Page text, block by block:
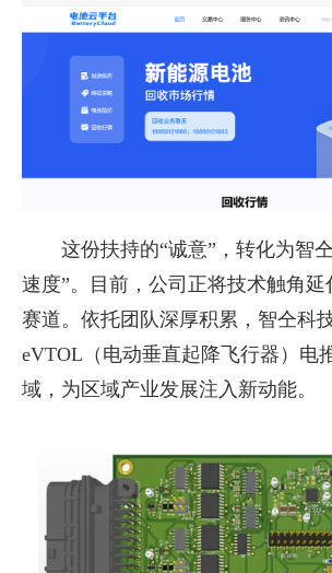
这份扶持的“诚意”，转化为智
速度”。目前，公司正将技术触角
赛道。依托团队深厚积累，智仝科
eVTOL（电动垂直起降飞行器）电
域，为区域产业发展注入新动能。